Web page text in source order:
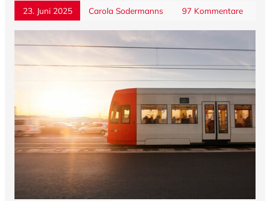
23. Juni 2025 Carola Sodermanns 97 Kommentare